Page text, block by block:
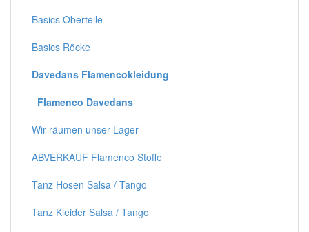
Basics Oberteile
Basics Röcke
Davedans Flamencokleidung
Flamenco Davedans
Wir räumen unser Lager
ABVERKAUF Flamenco Stoffe
Tanz Hosen Salsa / Tango
Tanz Kleider Salsa / Tango